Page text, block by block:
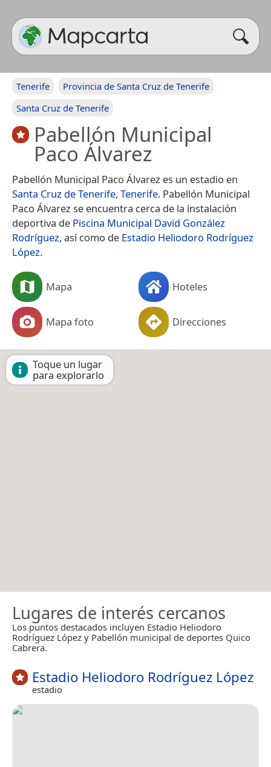
Tenerife
Provincia de Santa Cruz de Tenerife
Santa Cruz de Tenerife
Pabellón Municipal
Paco Álvarez
Pabellón Municipal Paco Álvarez es un estadio en
Santa Cruz de Tenerife, Tenerife. Pabellón Municipal
Paco Álvarez se encuentra cerca de la instalación
deportiva de Piscina Municipal David González
Rodríguez, así como de Estadio Heliodoro Rodríguez
López.
Mapa Hoteles
Mapa foto Direcciones
Toque un lugar
para explorarlo
Lugares de interés cercanos
Los puntos destacados incluyen Estadio Heliodoro
Rodríguez López y Pabellón municipal de deportes Quico
Cabrera.
Estadio Heliodoro Rodríguez López
estadio